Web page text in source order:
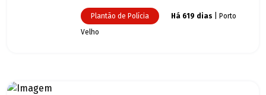
Plantão de Polícia Há 619 dias | Porto
Velho